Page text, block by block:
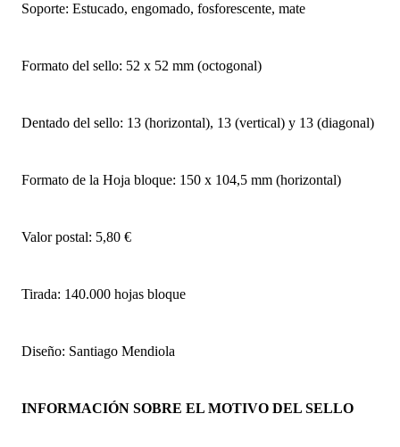
Soporte: Estucado, engomado, fosforescente, mate
Formato del sello: 52 x 52 mm (octogonal)
Dentado del sello: 13 (horizontal), 13 (vertical) y 13 (diagonal)
Formato de la Hoja bloque: 150 x 104,5 mm (horizontal)
Valor postal: 5,80 €
Tirada: 140.000 hojas bloque
Diseño: Santiago Mendiola
INFORMACIÓN SOBRE EL MOTIVO DEL SELLO